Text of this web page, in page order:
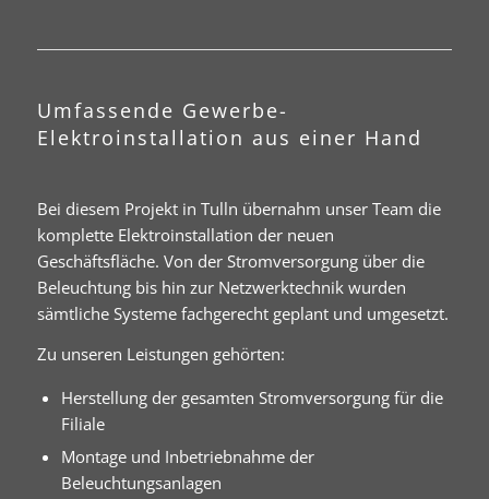
Umfassende Gewerbe-
Elektroinstallation aus einer Hand
Bei diesem Projekt in Tulln übernahm unser Team die
komplette Elektroinstallation der neuen
Geschäftsfläche. Von der Stromversorgung über die
Beleuchtung bis hin zur Netzwerktechnik wurden
sämtliche Systeme fachgerecht geplant und umgesetzt.
Zu unseren Leistungen gehörten:
Herstellung der gesamten Stromversorgung für die
Filiale
Montage und Inbetriebnahme der
Beleuchtungsanlagen